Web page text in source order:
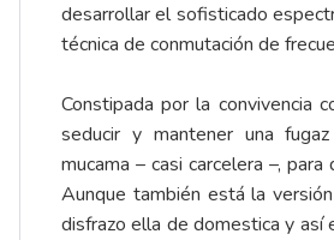
desarrollar el sofisticado
técnica de conmutación de
Constipada por la convivencia
seducir y mantener una
mucama – casi carcelera –, para
Aunque también está la
disfrazo ella de domestica y así